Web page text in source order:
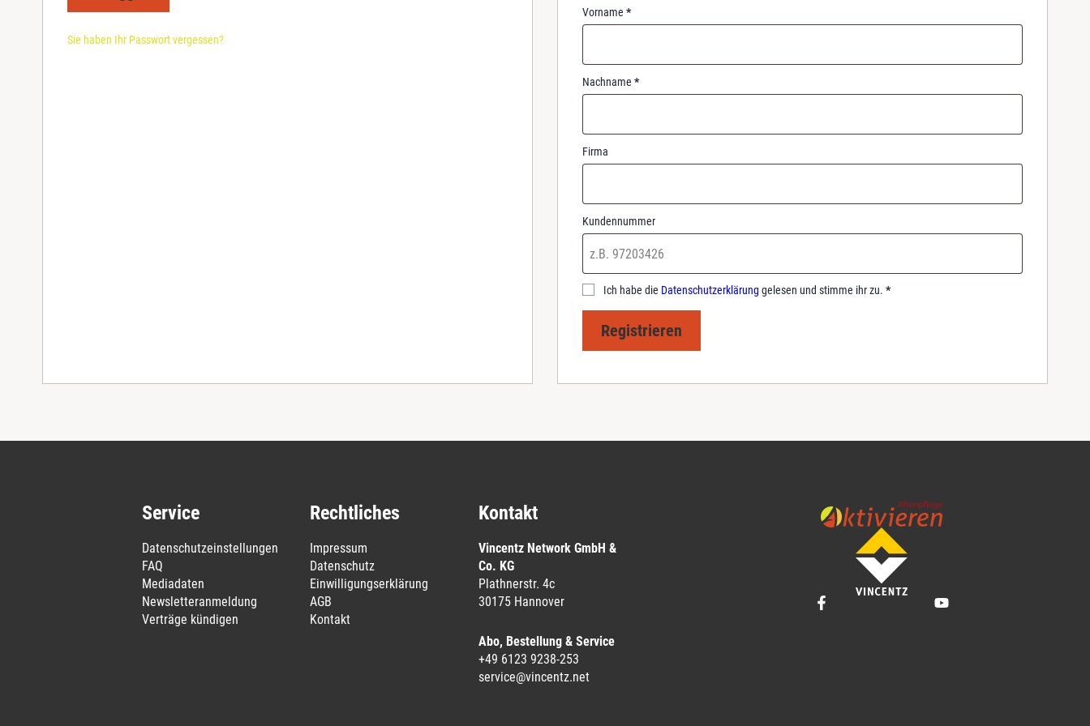
Sie haben Ihr Passwort vergessen?
Vorname *
Nachname *
Firma
Kundennummer
Ich habe die Datenschutzerklärung gelesen und stimme ihr zu. *
Registrieren
Service
Datenschutzeinstellungen
FAQ
Mediadaten
Newsletteranmeldung
Verträge kündigen
Rechtliches
Impressum
Datenschutz
Einwilligungserklärung
AGB
Kontakt
Kontakt
Vincentz Network GmbH &
Co. KG
Plathnerstr. 4c
30175 Hannover
Abo, Bestellung & Service
+49 6123 9238-253
service@vincentz.net